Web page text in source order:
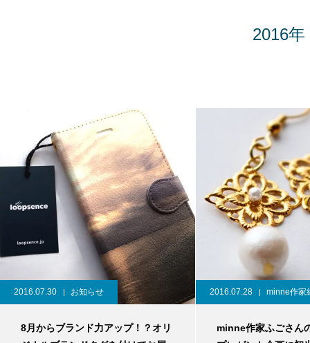
2016年
2016.07.30 お知らせ
8月からブランド力アップ！？オリ
2016.07.28 minne作家
minne作家ふごさん